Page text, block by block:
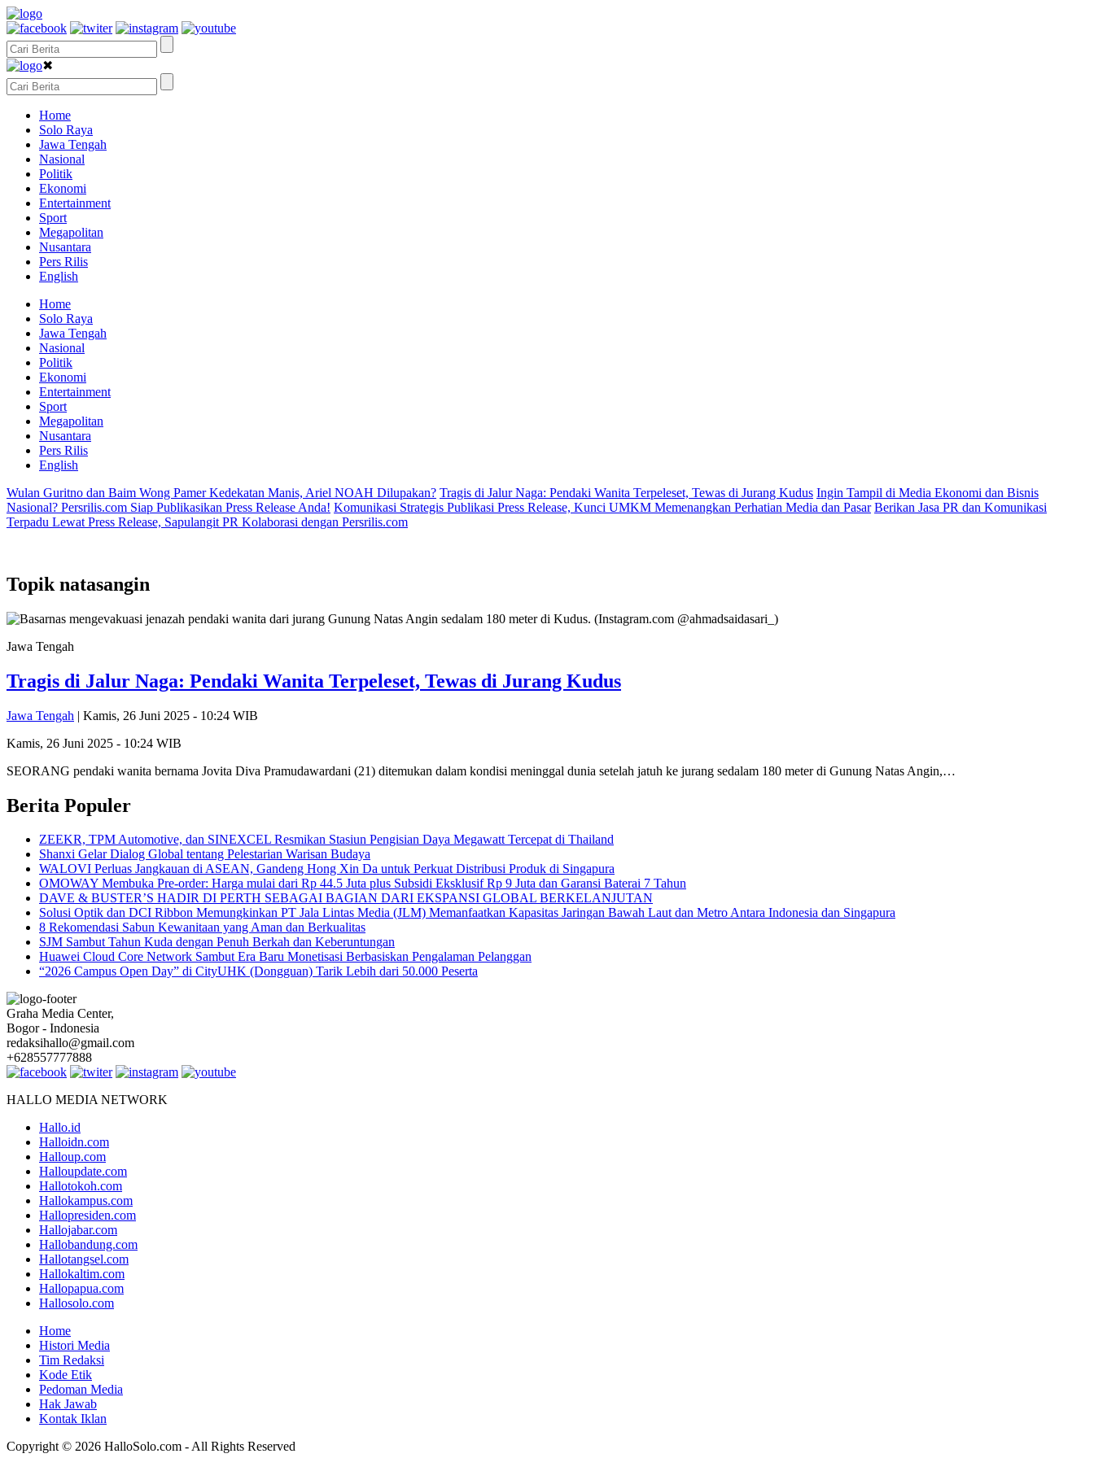
✖
Home
Solo Raya
Jawa Tengah
Nasional
Politik
Ekonomi
Entertainment
Sport
Megapolitan
Nusantara
Pers Rilis
English
Home
Solo Raya
Jawa Tengah
Nasional
Politik
Ekonomi
Entertainment
Sport
Megapolitan
Nusantara
Pers Rilis
English
Wulan Guritno dan Baim Wong Pamer Kedekatan Manis, Ariel NOAH Dilupakan? Tragis di Jalur Naga: Pendaki Wanita Terpeleset, Tewas di Jurang Kudus Ingin Tampil di Media Ekonomi dan Bisnis
Nasional? Persrilis.com Siap Publikasikan Press Release Anda! Komunikasi Strategis Publikasi Press Release, Kunci UMKM Memenangkan Perhatian Media dan Pasar Berikan Jasa PR dan Komunikasi
Terpadu Lewat Press Release, Sapulangit PR Kolaborasi dengan Persrilis.com
Topik natasangin
Jawa Tengah
Tragis di Jalur Naga: Pendaki Wanita Terpeleset, Tewas di Jurang Kudus
Jawa Tengah | Kamis, 26 Juni 2025 - 10:24 WIB
Kamis, 26 Juni 2025 - 10:24 WIB
SEORANG pendaki wanita bernama Jovita Diva Pramudawardani (21) ditemukan dalam kondisi meninggal dunia setelah jatuh ke jurang sedalam 180 meter di Gunung Natas Angin,…
Berita Populer
ZEEKR, TPM Automotive, dan SINEXCEL Resmikan Stasiun Pengisian Daya Megawatt Tercepat di Thailand
Shanxi Gelar Dialog Global tentang Pelestarian Warisan Budaya
WALOVI Perluas Jangkauan di ASEAN, Gandeng Hong Xin Da untuk Perkuat Distribusi Produk di Singapura
OMOWAY Membuka Pre-order: Harga mulai dari Rp 44.5 Juta plus Subsidi Eksklusif Rp 9 Juta dan Garansi Baterai 7 Tahun
DAVE & BUSTER’S HADIR DI PERTH SEBAGAI BAGIAN DARI EKSPANSI GLOBAL BERKELANJUTAN
Solusi Optik dan DCI Ribbon Memungkinkan PT Jala Lintas Media (JLM) Memanfaatkan Kapasitas Jaringan Bawah Laut dan Metro Antara Indonesia dan Singapura
8 Rekomendasi Sabun Kewanitaan yang Aman dan Berkualitas
SJM Sambut Tahun Kuda dengan Penuh Berkah dan Keberuntungan
Huawei Cloud Core Network Sambut Era Baru Monetisasi Berbasiskan Pengalaman Pelanggan
“2026 Campus Open Day” di CityUHK (Dongguan) Tarik Lebih dari 50.000 Peserta
Graha Media Center,
Bogor - Indonesia
redaksihallo@gmail.com
+628557777888
HALLO MEDIA NETWORK
Hallo.id
Halloidn.com
Halloup.com
Halloupdate.com
Hallotokoh.com
Hallokampus.com
Hallopresiden.com
Hallojabar.com
Hallobandung.com
Hallotangsel.com
Hallokaltim.com
Hallopapua.com
Hallosolo.com
Home
Histori Media
Tim Redaksi
Kode Etik
Pedoman Media
Hak Jawab
Kontak Iklan
Copyright © 2026 HalloSolo.com - All Rights Reserved